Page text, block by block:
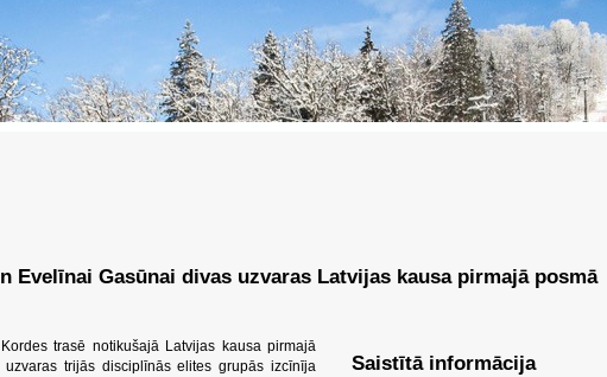
Evelīnai Gasūnai divas uzvaras Latvijas kausa pirmajā posmā
Saistītā informācija
trasē notikušajā Latvijas kausa pirmajā
trijās disciplīnās elites grupās izcīnīja